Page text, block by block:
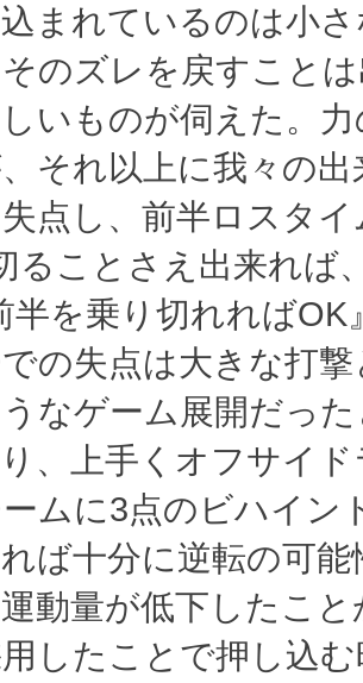
まれているのは小
のズレを戻すこと
いものが伺えた。
それ以上に我々の
点し、前半ロスタ
ることさえ出来れば
半を乗り切れれば
の失点は大きな打
なゲーム展開だっ
、上手くオフサイ
ムに3点のビハイン
ば十分に逆転の可
動量が低下したこ
したことで押し込